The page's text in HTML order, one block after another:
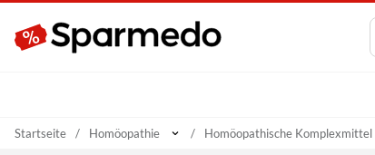
Startseite Homöopathie Homöopathische Komplexmittel